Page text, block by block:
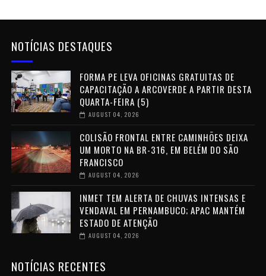
NOTÍCIAS DESTAQUES
FORMA PE LEVA OFICINAS GRATUITAS DE
CAPACITAÇÃO A ARCOVERDE A PARTIR DESTA
QUARTA-FEIRA (5)
AUGUST 04, 2026
COLISÃO FRONTAL ENTRE CAMINHÕES DEIXA
UM MORTO NA BR-316, EM BELÉM DO SÃO
FRANCISCO
AUGUST 04, 2026
INMET TEM ALERTA DE CHUVAS INTENSAS E
VENDAVAL EM PERNAMBUCO; APAC MANTÉM
ESTADO DE ATENÇÃO
AUGUST 04, 2026
NOTÍCIAS RECENTES